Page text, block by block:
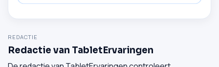
REDACTIE
Redactie van TabletErvaringen